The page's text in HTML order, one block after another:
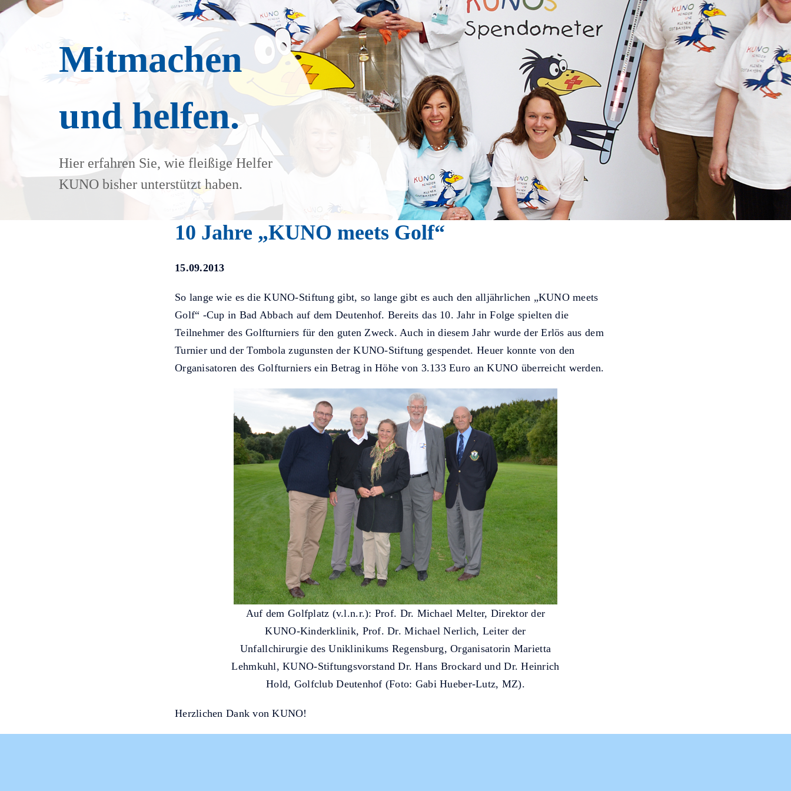
Mitmachen
und helfen.
Hier erfahren Sie, wie fleißige Helfer
KUNO bisher unterstützt haben.
10 Jahre „KUNO meets Golf“
15.09.2013
So lange wie es die KUNO-Stiftung gibt, so lange gibt es auch den alljährlichen „KUNO meets
Golf“ -Cup in Bad Abbach auf dem Deutenhof. Bereits das 10. Jahr in Folge spielten die
Teilnehmer des Golfturniers für den guten Zweck. Auch in diesem Jahr wurde der Erlös aus dem
Turnier und der Tombola zugunsten der KUNO-Stiftung gespendet. Heuer konnte von den
Organisatoren des Golfturniers ein Betrag in Höhe von 3.133 Euro an KUNO überreicht werden.
Auf dem Golfplatz (v.l.n.r.): Prof. Dr. Michael Melter, Direktor der
KUNO-Kinderklinik, Prof. Dr. Michael Nerlich, Leiter der
Unfallchirurgie des Uniklinikums Regensburg, Organisatorin Marietta
Lehmkuhl, KUNO-Stiftungsvorstand Dr. Hans Brockard und Dr. Heinrich
Hold, Golfclub Deutenhof (Foto: Gabi Hueber-Lutz, MZ).
Herzlichen Dank von KUNO!